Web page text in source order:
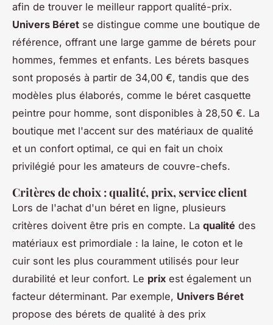
afin de trouver le meilleur rapport qualité-prix.
Univers Béret se distingue comme une boutique de
référence, offrant une large gamme de bérets pour
hommes, femmes et enfants. Les bérets basques
sont proposés à partir de 34,00 €, tandis que des
modèles plus élaborés, comme le béret casquette
peintre pour homme, sont disponibles à 28,50 €. La
boutique met l'accent sur des matériaux de qualité
et un confort optimal, ce qui en fait un choix
privilégié pour les amateurs de couvre-chefs.
Critères de choix : qualité, prix, service client
Lors de l'achat d'un béret en ligne, plusieurs
critères doivent être pris en compte. La qualité des
matériaux est primordiale : la laine, le coton et le
cuir sont les plus couramment utilisés pour leur
durabilité et leur confort. Le prix est également un
facteur déterminant. Par exemple, Univers Béret
propose des bérets de qualité à des prix